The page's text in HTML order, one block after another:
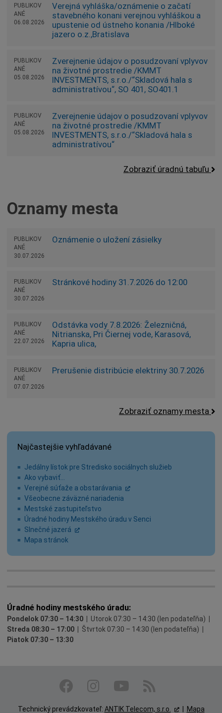
PUBLIKOV
ANÉ
06.08.2026
Verejná vyhláška/oznámenie o začatí
stavebného konani verejnou vyhláškou a
upustenie od ústneho konania /Hlboké
jazero o.z.,Bratislava
PUBLIKOV
ANÉ
05.08.2026
Zverejnenie údajov o posudzovaní vplyvov
na životné prostredie /KMMT
INVESTMENTS, s.r.o./“Skladová hala s
administratívou“, SO 401, SO401.1
PUBLIKOV
ANÉ
05.08.2026
Zverejnenie údajov o posudzovaní vplyvov
na životné prostredie /KMMT
INVESTMENTS, s.r.o./“Skladová hala s
administratívou“
Zobraziť úradnú tabuľu
Oznamy mesta
PUBLIKOV
ANÉ
30.07.2026
Oznámenie o uložení zásielky
PUBLIKOV
ANÉ
30.07.2026
Stránkové hodiny 31.7.2026 do 12:00
PUBLIKOV
ANÉ
22.07.2026
Odstávka vody 7.8.2026: Železničná,
Nitrianska, Pri Čiernej vode, Karasová,
Kapria ulica,
PUBLIKOV
ANÉ
07.07.2026
Prerušenie distribúcie elektriny 30.7.2026
Zobraziť oznamy mesta
Najčastejšie vyhľadávané
Jedálny lístok pre Stredisko sociálnych služieb
Ako vybaviť…
Verejné súťaže a obstarávania
Všeobecne záväzné nariadenia
Mestské zastupiteľstvo
Úradné hodiny Mestského úradu v Senci
Slnečné jazerá
Mapa stránok
Aplikácia SENEC
Nainštalovaním mobilnej aplikácie SENEC budete mať všetky
dôležité informácie o aktuálnom dianí vždy k dispozícií.
Cestovný poriadok
Celoročná MESTSKÁ autobusová doprava
Autobus prevádzkuje spoločnosť
ARRIVA Mobility Solutions s.r.o.
Na území mesta Senec financuje triedený zber
Senčan sú noviny obyvateľov mesta Senec, ktoré politicky
Úradné hodiny mestského úradu:
Pondelok 07:30 – 14:30 | Utorok 07:30 – 14:30 (len podateľňa)
Streda 08:30 – 17:00 | Štvrtok 07:30 – 14:30 (len podateľňa)
Piatok 07:30 – 13:30
Technický prevádzkovateľ: ANTIK Telecom, s.r.o. | Mapa